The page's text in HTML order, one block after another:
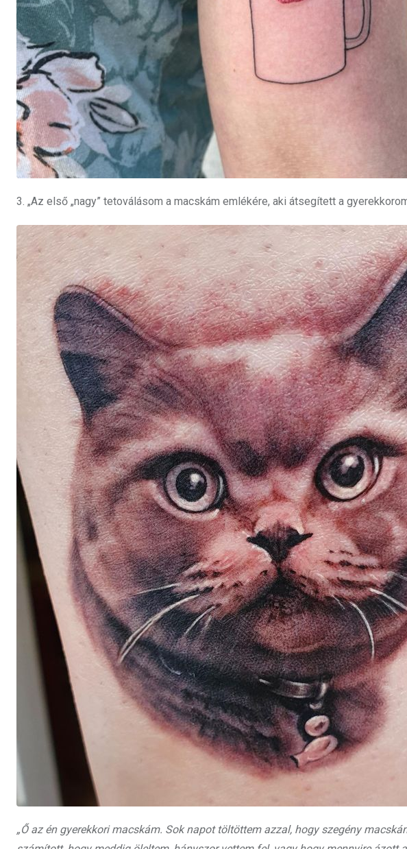
3. „Az első „nagy” tetoválásom a macskám emlékére, aki átsegített a
„Ő az én gyerekkori macskám. Sok napot töltöttem azzal, hogy szegény